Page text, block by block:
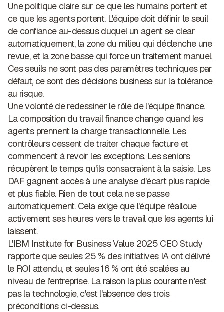
Une politique claire sur ce que les humains portent et
ce que les agents portent.L'équipe doit définir le seuil
de confiance au-dessus duquel un agent se clear
automatiquement, la zone du milieu qui déclenche une
revue, et la zone basse qui force un traitement manuel.
Ces seuils ne sont pas des paramètres techniques par
défaut, ce sont des décisions business sur la tolérance
au risque.
Une volonté de redessiner le rôle de l'équipe finance.
La composition du travail finance change quand les
agents prennent la charge transactionnelle. Les
contrôleurs cessent de traiter chaque facture et
commencent à revoir les exceptions. Les seniors
récupèrent le temps qu'ils consacraient à la saisie. Les
DAF gagnent accès à une analyse d'écart plus rapide
et plus fiable. Rien de tout cela ne se passe
automatiquement. Cela exige que l'équipe réalloue
activement ses heures vers le travail que les agents lui
laissent.
L'IBM Institute for Business Value 2025 CEO Study
rapporte que seules 25 % des initiatives IA ont délivré
le ROI attendu, et seules 16 % ont été scalées au
niveau de l'entreprise. La raison la plus courante n'est
pas la technologie, c'est l'absence des trois
préconditions ci-dessus.